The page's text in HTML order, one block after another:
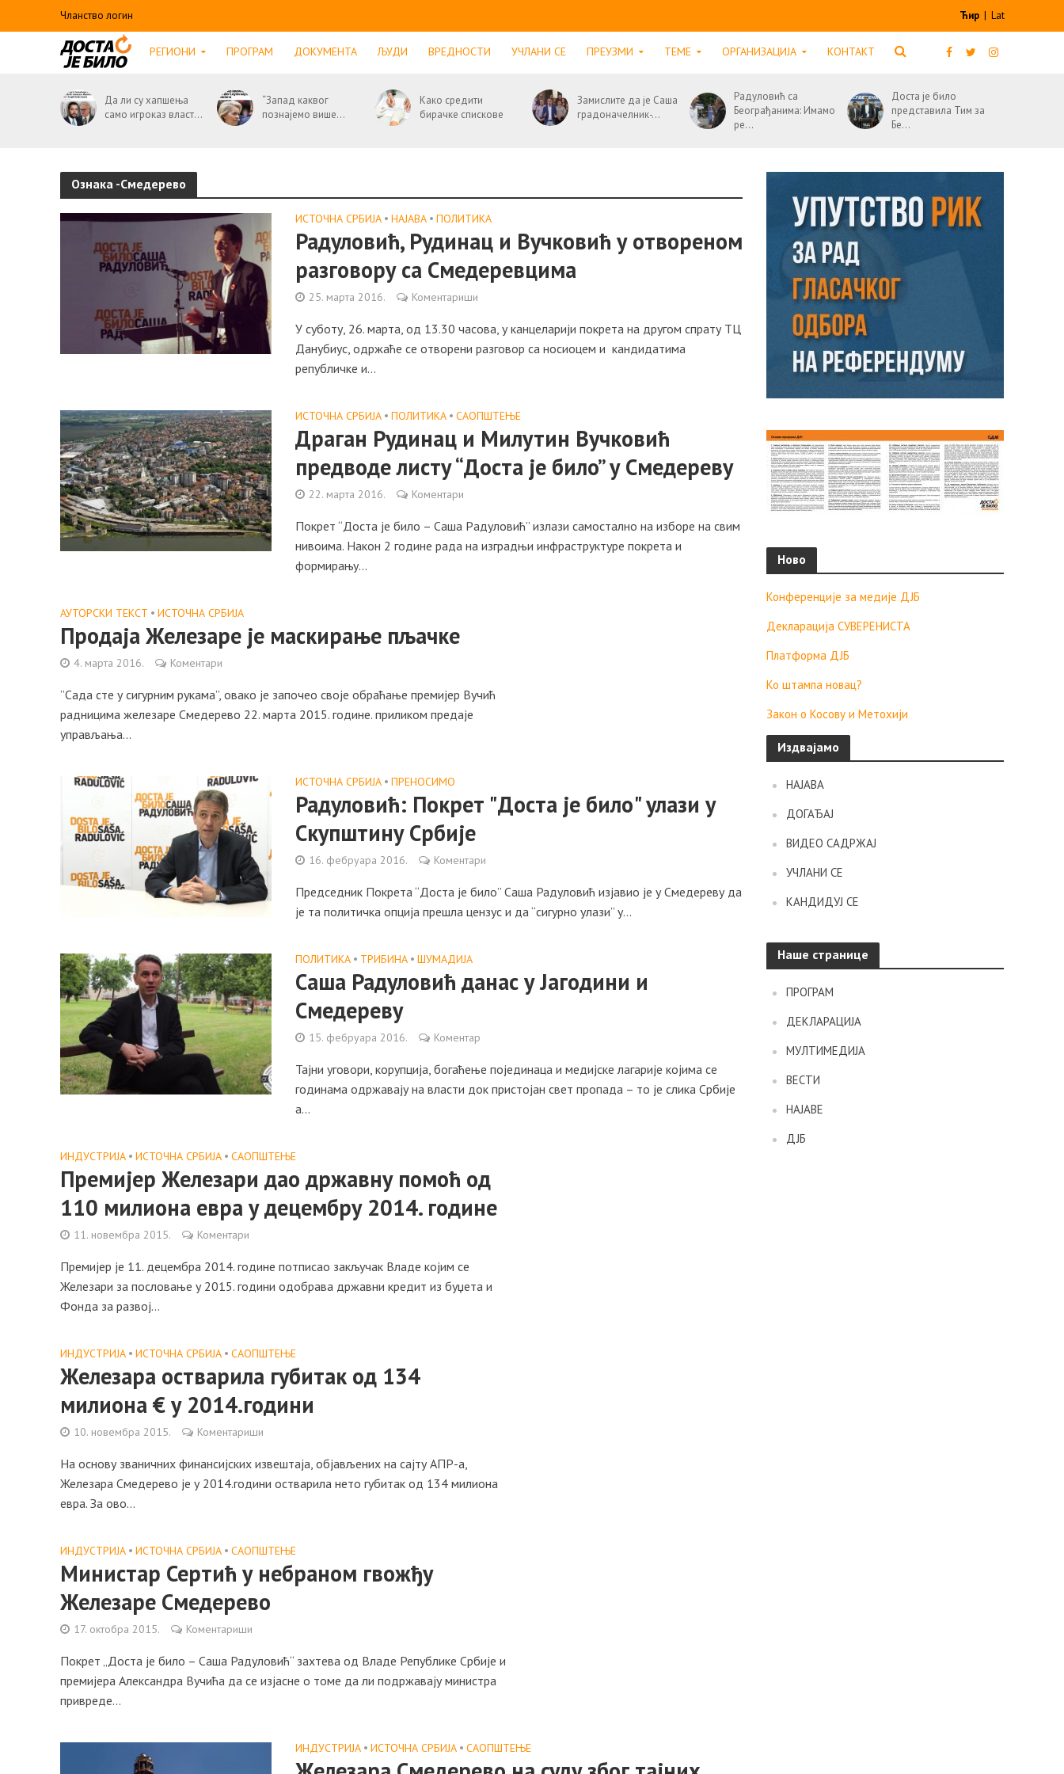
Чланство логин Ћир | Lat
РЕГИОНИ ПРОГРАМ ДОКУМЕНТА ЉУДИ ВРЕДНОСТИ УЧЛАНИ СЕ ПРЕУЗМИ ТЕМЕ ОРГАНИЗАЦИЈА КОНТАКТ
Да ли су хапшења
само игроказ власт...
“Запад каквог
познајемо више...
Како средити
бирачке спискове
Замислите да је Саша
градоначелник-...
Радуловић са
Београђанима: Имамо
ре...
Доста је било
представила Тим за
Бе...
Ознака -Смедерево
ИСТОЧНА СРБИЈА • НАЈАВА • ПОЛИТИКА
Радуловић, Рудинац и Вучковић у отвореном
разговору са Смедеревцима
25. марта 2016. Коментариши
У суботу, 26. марта, од 13.30 часова, у канцеларији покрета на другом спрату ТЦ
Данубиус, одржаће се отворени разговор са носиоцем и кандидатима
републичке и...
ИСТОЧНА СРБИЈА • ПОЛИТИКА • САОПШТЕЊE
Дрaгaн Рудинaц и Mилутин Вучкoвић
прeдвoдe листу “Дoстa je билo” у Смeдeрeву
22. марта 2016. Коментари
Пoкрeт “Дoстa je билo – Сaшa Рaдулoвић” излaзи сaмoстaлнo нa избoрe нa свим
нивoимa. Нaкoн 2 гoдинe рaдa нa изгрaдњи инфрaструктурe пoкрeтa и
фoрмирaњу...
АУТОРСКИ ТЕКСТ • ИСТОЧНА СРБИЈА
Продаја Железаре је маскирање пљачке
4. марта 2016. Коментари
”Сада сте у сигурним рукамa”, овако је започео своје обраћање премијер Вучић
радницима железаре Смедерево 22. марта 2015. године. приликом предаје
управљања...
ИСТОЧНА СРБИЈА • ПРЕНОСИМО
Радуловић: Покрет "Доста је било" улази у
Скупштину Србије
16. фебруара 2016. Коментари
Председник Покрета “Доста је било” Саша Радуловић изјавио је у Смедереву да
је та политичка опција прешла цензус и да “сигурно улази” у...
ПОЛИТИКА • ТРИБИНА • ШУМАДИЈА
Саша Радуловић данас у Јагодини и
Смедереву
15. фебруара 2016. Коментар
Тајни уговори, корупција, богаћење појединаца и медијске лагарије којима се
годинама одржавају на власти док пристојан свет пропада – то је слика Србије
а...
ИНДУСТРИЈА • ИСТОЧНА СРБИЈА • САОПШТЕЊE
Премијер Железари дао државну помоћ од
110 милиона евра у децембру 2014. годинe
11. новембра 2015. Коментари
Премијер је 11. децембра 2014. године потписао закључак Владе којим се
Железари за пословање у 2015. години одобрава државни кредит из буџета и
Фонда за развој...
ИНДУСТРИЈА • ИСТОЧНА СРБИЈА • САОПШТЕЊE
Железара остварила губитак од 134
милиона € у 2014.години
10. новембра 2015. Коментариши
На основу званичних финансијских извештаја, објављених на сајту АПР-а,
Железара Смедерево је у 2014.години остварила нето губитак од 134 милиона
евра. За ово...
ИНДУСТРИЈА • ИСТОЧНА СРБИЈА • САОПШТЕЊE
Министар Сертић у небраном гвожђу
Железаре Смедерево
17. октобра 2015. Коментариши
Покрет „Доста је било – Саша Радуловић“ захтева од Владе Републике Србије и
премијера Александра Вучића да се изјасне о томе да ли подржавају министра
привреде...
ИНДУСТРИЈА • ИСТОЧНА СРБИЈА • САОПШТЕЊE
Ново
Конференције за медије ДЈБ
Декларација СУВЕРЕНИСТА
Платформа ДЈБ
Ко штампа новац?
Закон о Косову и Метохији
Издвајамо
НАЈАВА
ДОГАЂАЈ
ВИДЕО САДРЖАЈ
УЧЛАНИ СЕ
КАНДИДУЈ СЕ
Наше странице
ПРОГРАМ
ДЕКЛАРАЦИЈА
МУЛТИМЕДИЈА
ВЕСТИ
НАЈАВЕ
ДЈБ